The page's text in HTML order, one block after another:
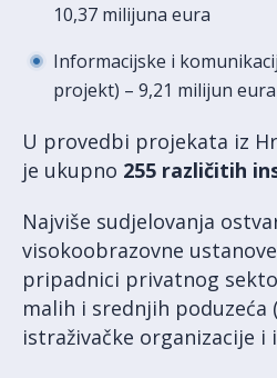
10,37 milijuna eura
Informacijske i
projekt) – 9,21 milijun eura
U provedbi projekata iz
je ukupno 255 različitih
Najviše sudjelovanja
visokoobrazovne
pripadnici privatnog
malih i srednjih poduzeća
istraživačke organizacije i